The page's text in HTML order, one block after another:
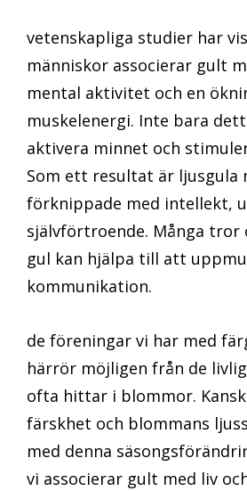
vetenskapliga studier har
människor associerar gult
mental aktivitet och en
muskelenergi. Inte bara
aktivera minnet och
Som ett resultat är ljusgula
förknippade med intellekt,
självförtroende. Många tror
gul kan hjälpa till att
kommunikation.
de föreningar vi har med
härrör möjligen från de
ofta hittar i blommor.
färskhet och blommans
med denna
vi associerar gult med liv